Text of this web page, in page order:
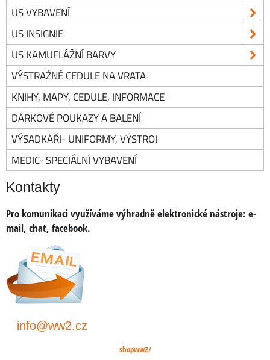
US VYBAVENÍ
US INSIGNIE
US KAMUFLÁŽNÍ BARVY
VÝSTRAŽNÉ CEDULE NA VRATA
KNIHY, MAPY, CEDULE, INFORMACE
DÁRKOVÉ POUKAZY A BALENÍ
VÝSADKÁŘI- UNIFORMY, VÝSTROJ
MEDIC- SPECIÁLNÍ VYBAVENÍ
Kontakty
Pro komunikaci využíváme výhradně elektronické nástroje: e-
mail, chat, facebook.
info@ww2.cz
shopww2/